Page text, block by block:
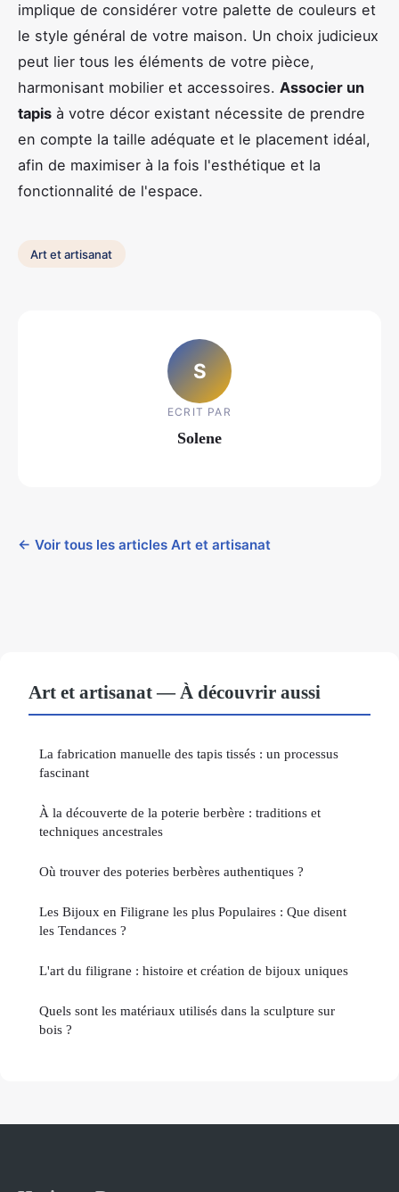
implique de considérer votre palette de couleurs et
le style général de votre maison. Un choix judicieux
peut lier tous les éléments de votre pièce,
harmonisant mobilier et accessoires. Associer un
tapis à votre décor existant nécessite de prendre
en compte la taille adéquate et le placement idéal,
afin de maximiser à la fois l'esthétique et la
fonctionnalité de l'espace.
Art et artisanat
S
ECRIT PAR
Solene
← Voir tous les articles Art et artisanat
Art et artisanat — À découvrir aussi
La fabrication manuelle des tapis tissés : un processus
fascinant
À la découverte de la poterie berbère : traditions et
techniques ancestrales
Où trouver des poteries berbères authentiques ?
Les Bijoux en Filigrane les plus Populaires : Que disent
les Tendances ?
L'art du filigrane : histoire et création de bijoux uniques
Quels sont les matériaux utilisés dans la sculpture sur
bois ?